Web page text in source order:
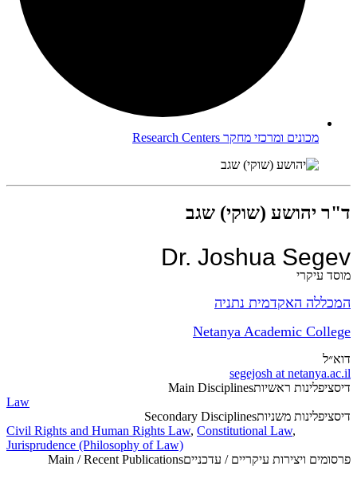
מכונים ומרכזי מחקר Research Centers
ד"ר יהושע (שוקי) שגב
Dr. Joshua Segev
מוסד עיקרי
המכללה האקדמית נתניה
Netanya Academic College
דוא״ל
segejosh at netanya.ac.il
דיסציפלינות ראשיותMain Disciplines
Law
דיסציפלינות משניותSecondary Disciplines
Civil Rights and Human Rights Law, Constitutional Law,
Jurisprudence (Philosophy of Law)
פרסומים ויצירות עיקריים / עדכנייםMain / Recent Publications